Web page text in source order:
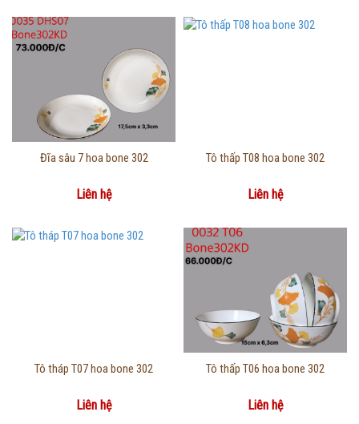
Thông tin chi tiết
Đĩa sâu 7 hoa bone 302
Liên hệ
Thông tin chi tiết
Tô thấp T08 hoa bone 302
Liên hệ
Thông tin chi tiết
Tô tháp T07 hoa bone 302
Liên hệ
Thông tin chi tiết
Tô thấp T06 hoa bone 302
Liên hệ